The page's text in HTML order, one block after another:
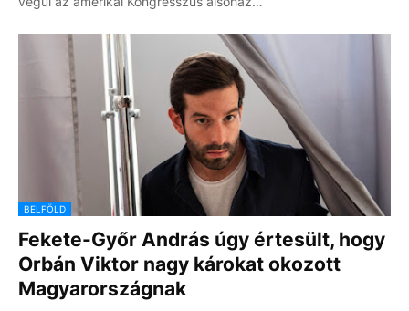
BELFÖLD
Fekete-Győr András úgy értesült, hogy
Orbán Viktor nagy károkat okozott
Magyarországnak